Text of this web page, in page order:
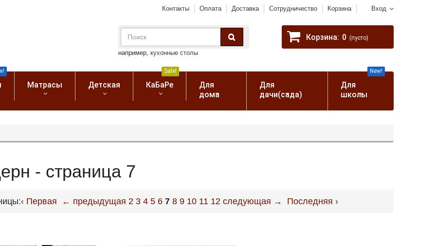
Вход
Контакты Оплата Доставка Сотрудничество Корзина
например, кухонные столы
Корзина: 0 (пусто)
Матрасы Детская КаБаРе
Sale!
Для
дома
Для
дачи(сада)
Для
школы
New!
- страница 7
‹ Первая ← предыдущая 2 3 4 5 6 7 8 9 10 11 12 следующая → Последняя ›